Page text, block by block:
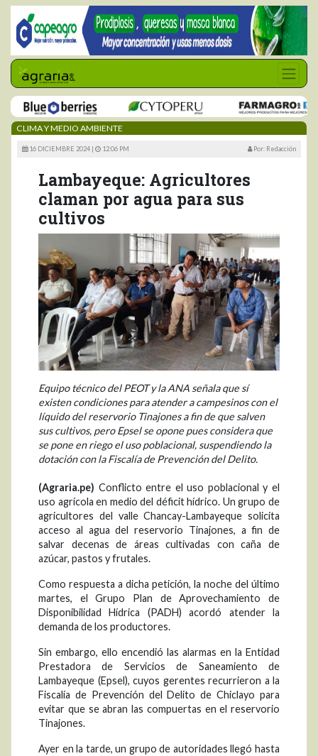
CLIMA Y MEDIO AMBIENTE
16 DICIEMBRE 2024 | 12:06 PM Por: Redacción
Lambayeque: Agricultores
claman por agua para sus
cultivos
Equipo técnico del PEOT y la ANA señala que sí
existen condiciones para atender a campesinos con el
líquido del reservorio Tinajones a fin de que salven
sus cultivos, pero Epsel se opone pues considera que
se pone en riego el uso poblacional, suspendiendo la
dotación con la Fiscalía de Prevención del Delito.
(Agraria.pe) Conflicto entre el uso poblacional y el
uso agrícola en medio del déficit hídrico. Un grupo de
agricultores del valle Chancay-Lambayeque solicita
acceso al agua del reservorio Tinajones, a fin de
salvar decenas de áreas cultivadas con caña de
azúcar, pastos y frutales.
Como respuesta a dicha petición, la noche del último
martes, el Grupo Plan de Aprovechamiento de
Disponibilidad Hídrica (PADH) acordó atender la
demanda de los productores.
Sin embargo, ello encendió las alarmas en la Entidad
Prestadora de Servicios de Saneamiento de
Lambayeque (Epsel), cuyos gerentes recurrieron a la
Fiscalía de Prevención del Delito de Chiclayo para
evitar que se abran las compuertas en el reservorio
Tinajones.
Ayer en la tarde, un grupo de autoridades llegó hasta